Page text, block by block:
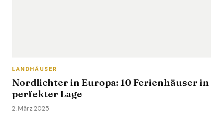
LANDHÄUSER
Nordlichter in Europa: 10 Ferienhäuser in
perfekter Lage
2. März 2025